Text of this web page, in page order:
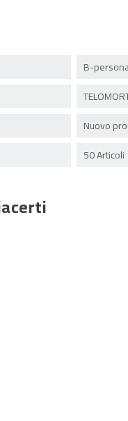
B-
Nuovo
50 Articoli